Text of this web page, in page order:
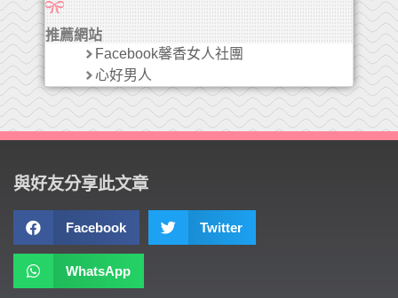
推薦網站
Facebook馨香女人社團
心好男人
與好友分享此文章
Facebook Twitter
WhatsApp